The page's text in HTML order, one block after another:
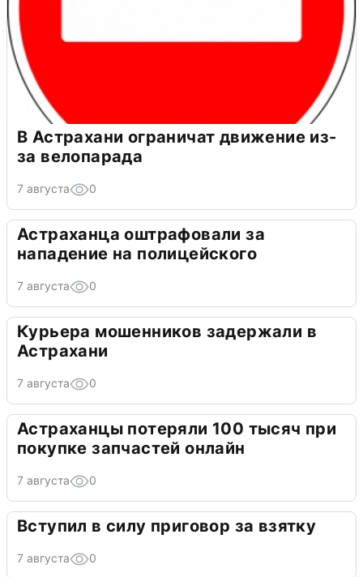
В Астрахани ограничат движение из-
за велопарада
7 августа 0
Астраханца оштрафовали за
нападение на полицейского
7 августа 0
Курьера мошенников задержали в
Астрахани
7 августа 0
Астраханцы потеряли 100 тысяч при
покупке запчастей онлайн
7 августа 0
Вступил в силу приговор за взятку
7 августа 0